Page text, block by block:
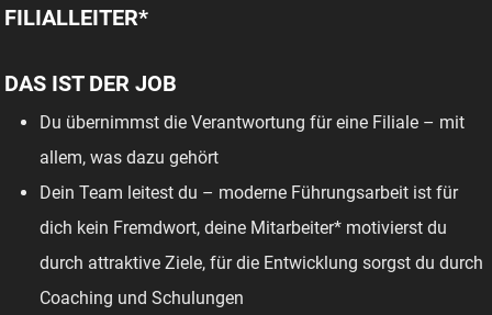
FILIALLEITER*
DAS IST DER JOB
Du übernimmst die Verantwortung für eine Filiale – mit
allem, was dazu gehört
Dein Team leitest du – moderne Führungsarbeit ist für
dich kein Fremdwort, deine Mitarbeiter* motivierst du
durch attraktive Ziele, für die Entwicklung sorgst du durch
Coaching und Schulungen